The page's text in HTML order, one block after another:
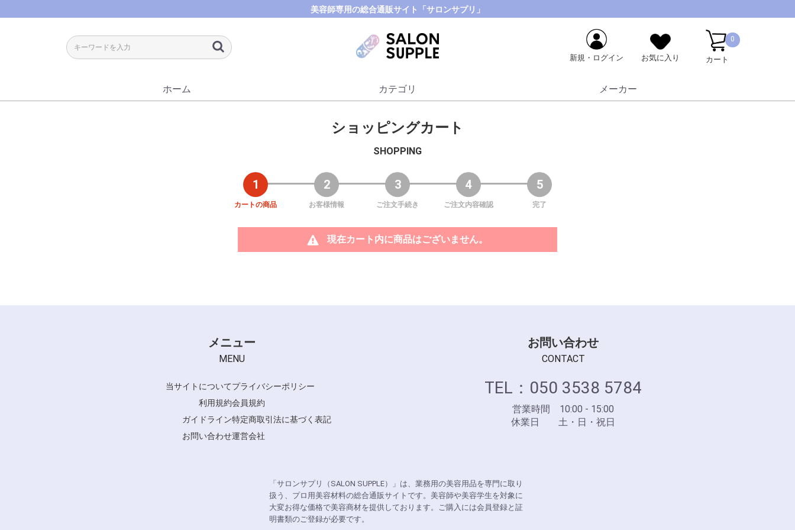
美容師専用の総合通販サイト「サロンサプリ」
新規・ログイン お気に入り
0
カート
ホーム カテゴリ メーカー
ショッピングカート
SHOPPING
1
カートの商品
2
お客様情報
3
ご注文手続き
4
ご注文内容確認
5
完了
現在カート内に商品はございません。
メニュー
MENU
当サイトについてプライバシーポリシー
利用規約会員規約
ガイドライン特定商取引法に基づく表記
お問い合わせ運営会社
お問い合わせ
CONTACT
TEL：050 3538 5784
営業時間 10:00 - 15:00
休業日 土・日・祝日
「サロンサプリ（SALON SUPPLE）」は、業務用の美容用品を専門に取り
扱う、プロ用美容材料の総合通販サイトです。美容師や美容学生を対象に
大変お得な価格で美容商材を提供しております。ご購入には会員登録と証
明書類のご登録が必要です。